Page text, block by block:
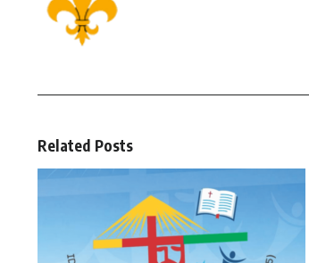
Related Posts